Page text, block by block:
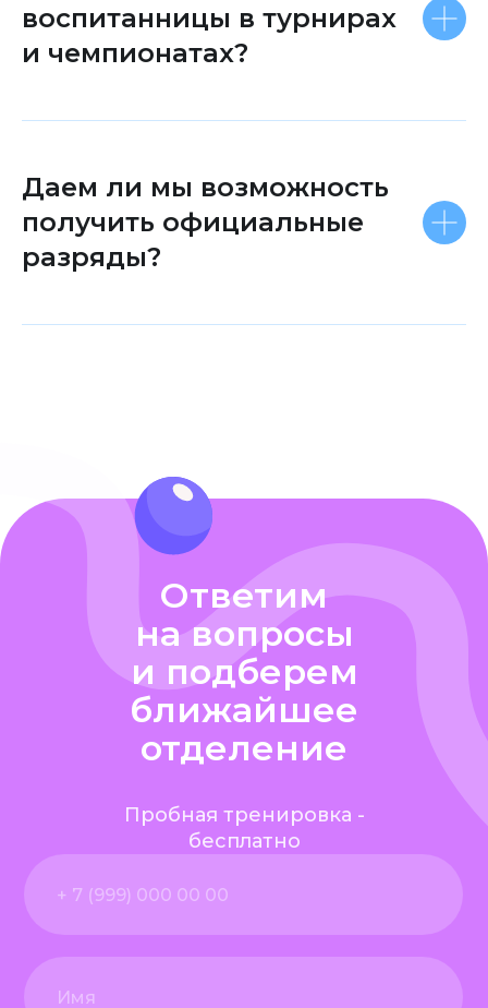
воспитанницы в турнирах
и чемпионатах?
Даем ли мы возможность
получить официальные
разряды?
Ответим
на вопросы
и подберем
ближайшее
отделение
Пробная тренировка -
бесплатно